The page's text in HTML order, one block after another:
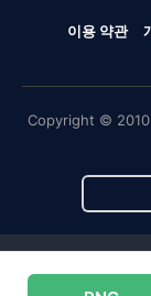
이용 약관
Copyright ©